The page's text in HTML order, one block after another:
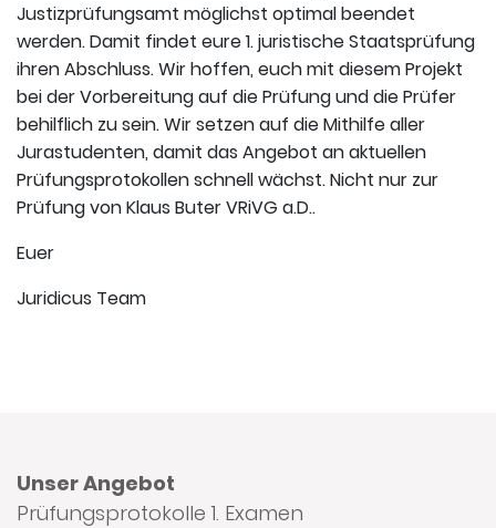
Justizprüfungsamt möglichst optimal beendet
werden. Damit findet eure 1. juristische Staatsprüfung
ihren Abschluss. Wir hoffen, euch mit diesem Projekt
bei der Vorbereitung auf die Prüfung und die Prüfer
behilflich zu sein. Wir setzen auf die Mithilfe aller
Jurastudenten, damit das Angebot an aktuellen
Prüfungsprotokollen schnell wächst. Nicht nur zur
Prüfung von Klaus Buter VRiVG a.D..
Euer
Juridicus Team
Unser Angebot
Prüfungsprotokolle 1. Examen